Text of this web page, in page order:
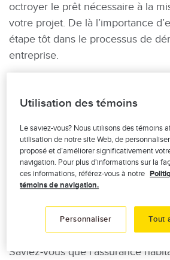
octroyer le prêt nécessaire à la
votre projet. De là l’importance
étape tôt dans le processus de
entreprise.
Il sera toujours possible (et
correspondent parfaitement aux
de votre entreprise. Sachez
pouvez faire ces modifications à
seulement lors de votre
Travailleur à
assurance
Saviez-vous que l’assurance
Utilisation des témoins
Le saviez-vous? Nous utilisons des témoins
utilisation de notre site Web, de
proposé et d’améliorer significativement
navigation. Pour plus d'informations sur la
ces informations, référez-vous à notre
témoins de navigation.
Personnaliser Tout